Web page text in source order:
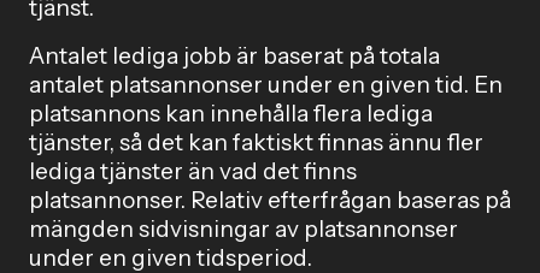
tjänst.
Antalet lediga jobb är baserat på totala
antalet platsannonser under en given tid. En
platsannons kan innehålla flera lediga
tjänster, så det kan faktiskt finnas ännu fler
lediga tjänster än vad det finns
platsannonser. Relativ efterfrågan baseras på
mängden sidvisningar av platsannonser
under en given tidsperiod.